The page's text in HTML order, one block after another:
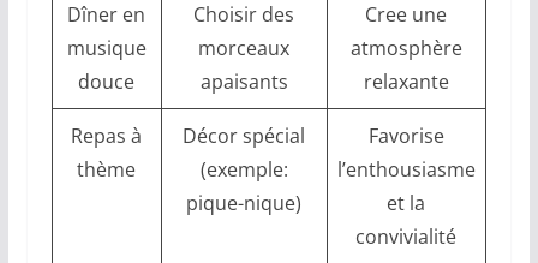
Dîner en
musique
douce
Choisir des
morceaux
apaisants
Cree une
atmosphère
relaxante
Repas à
thème
Décor spécial
(exemple:
pique-nique)
Favorise
l’enthousiasme
et la
convivialité